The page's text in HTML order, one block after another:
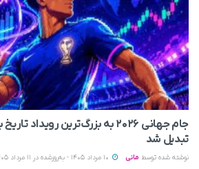
جام جهانی ۲۰۲۶ به بزرگ‌ترین
تبدیل شد
نوشته شده توسط مانی